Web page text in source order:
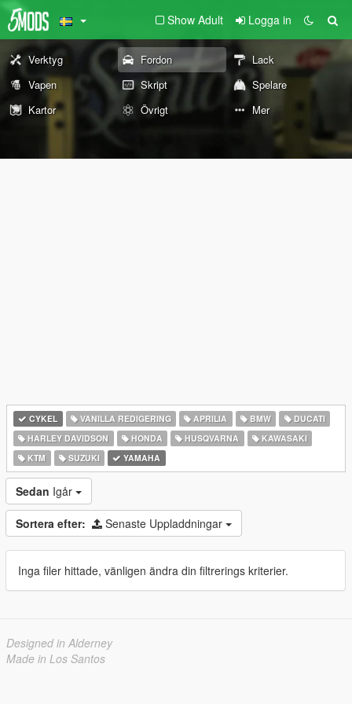
Show Adult Logga in
Verktyg Fordon
Lack
Vapen
Skript
Spelare
Kartor
Övrigt Mer
CYKEL VANILLA REDIGERING APRILIA BMW
DUCATI
HARLEY DAVIDSON
HONDA HUSQVARNA
KAWASAKI
KTM
SUZUKI YAMAHA
Sedan Igår
Sortera efter: Senaste Uppladdningar
Inga filer hittade, vänligen ändra din filtrerings kriterier.
Designed in Alderney
Made in Los Santos